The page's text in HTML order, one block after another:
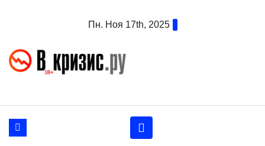
Пн. Ноя 17th, 2025